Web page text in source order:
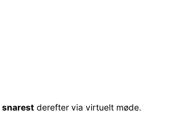
snarest derefter via virtuelt møde.